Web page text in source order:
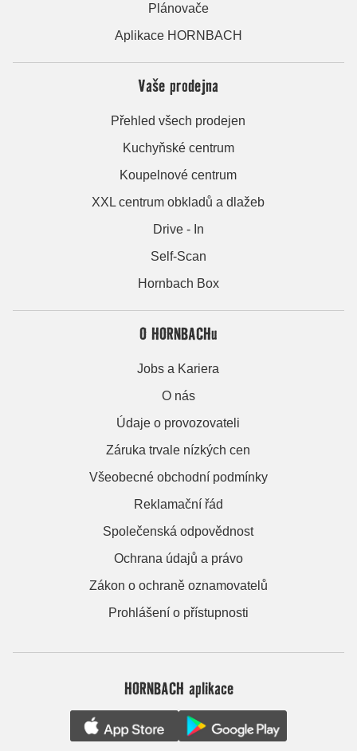
Plánovače
Aplikace HORNBACH
Vaše prodejna
Přehled všech prodejen
Kuchyňské centrum
Koupelnové centrum
XXL centrum obkladů a dlažeb
Drive - In
Self-Scan
Hornbach Box
O HORNBACHu
Jobs a Kariera
O nás
Údaje o provozovateli
Záruka trvale nízkých cen
Všeobecné obchodní podmínky
Reklamační řád
Společenská odpovědnost
Ochrana údajů a právo
Zákon o ochraně oznamovatelů
Prohlášení o přístupnosti
HORNBACH aplikace